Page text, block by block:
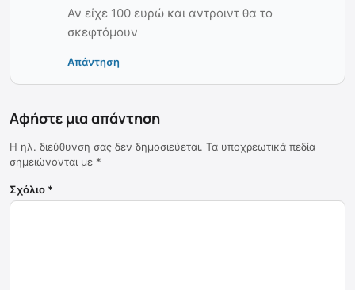
Αν είχε 100 ευρώ και αντροιντ θα το
σκεφτόμουν
Απάντηση
Αφήστε μια απάντηση
Η ηλ. διεύθυνση σας δεν δημοσιεύεται. Τα υποχρεωτικά πεδία
σημειώνονται με *
Σχόλιο *